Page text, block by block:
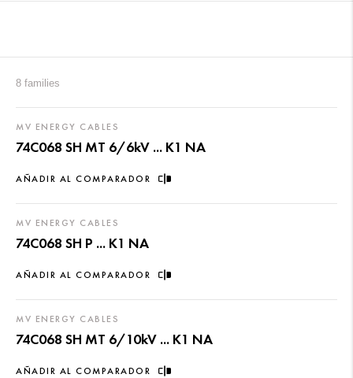
8 families
AÑADIR AL COMPARADOR
MV ENERGY CABLES
74C068 SH MT 6/6kV ... K1 NA
AÑADIR AL COMPARADOR
MV ENERGY CABLES
74C068 SH P ... K1 NA
AÑADIR AL COMPARADOR
MV ENERGY CABLES
74C068 SH MT 6/10kV ... K1 NA